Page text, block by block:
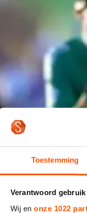
Toestemming
Verantwoord
Wij en onze 1022